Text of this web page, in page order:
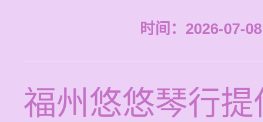
时间：2026-07-
福州悠悠琴行